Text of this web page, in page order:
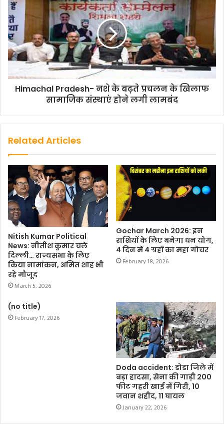
o
k
t
e
r
s
A
p
p
l
L
i
n
k
e
Himachal Pradesh- नशे के बढ़ते प्रचलन के खिलाफ
सामाजिक संस्थाएं होने लगी लामबंद
Related Articles
Nitish Kumar Political
News: नीतीश कुमार चले
दिल्ली… राज्यसभा के लिए
किया नामांकन, अमित शाह भी
रहे मौजूद
March 5, 2026
Gochar March 2026: इन
राशियों के लिए बनेगा धन योग,
4 दिन में 4 ग्रहों का महा गोचर
February 18, 2026
(no title)
February 17, 2026
Doda accident: डोडा जिले में
बड़ा हादसा, सेना की गाड़ी 200
फीट गहरी खाई में गिरी, 10
जवान शहीद, 11 घायल
January 22, 2026